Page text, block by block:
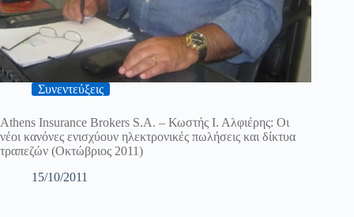
Συνεντεύξεις
Athens Insurance Brokers S.A. – Κωστής Ι. Αλφιέρης: Οι
νέοι κανόνες ενισχύουν ηλεκτρονικές πωλήσεις και δίκτυα
τραπεζών (Οκτώβριος 2011)
15/10/2011